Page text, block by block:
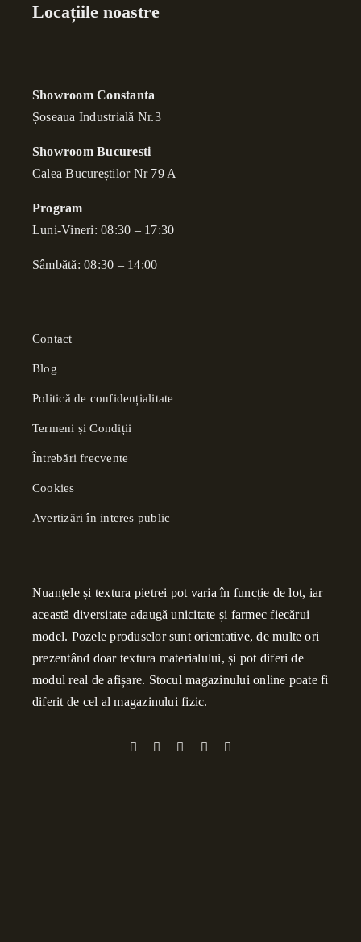
Locațiile noastre
Showroom Constanta
Șoseaua Industrială Nr.3
Showroom Bucuresti
Calea Bucureștilor Nr 79 A
Program
Luni-Vineri: 08:30 – 17:30
Sâmbătă: 08:30 – 14:00
Contact
Blog
Politică de confidențialitate
Termeni și Condiții
Întrebări frecvente
Cookies
Avertizări în interes public
Nuanțele și textura pietrei pot varia în funcție de lot, iar
această diversitate adaugă unicitate și farmec fiecărui
model. Pozele produselor sunt orientative, de multe ori
prezentând doar textura materialului, și pot diferi de
modul real de afișare. Stocul magazinului online poate fi
diferit de cel al magazinului fizic.